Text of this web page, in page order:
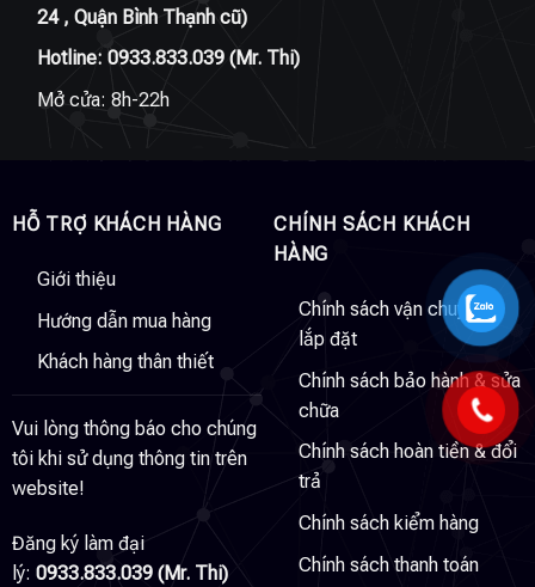
24 , Quận Bình Thạnh cũ)
Hotline: 0933.833.039(Mr. Thi)
Mở cửa: 8h-22h
HỖ TRỢ KHÁCH HÀNG
Giới thiệu
Hướng dẫn mua hàng
Khách hàng thân thiết
Vui lòng thông báo cho chúng
tôi khi sử dụng thông tin trên
website!
Đăng ký làm đại
lý: 0933.833.039 (Mr. Thi)
CHÍNH SÁCH KHÁCH
HÀNG
Chính sách vận chuyển &
lắp đặt
Chính sách bảo hành & sửa
chữa
Chính sách hoàn tiền & đổi
trả
Chính sách kiểm hàng
Chính sách thanh toán